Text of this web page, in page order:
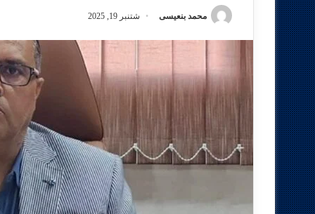
محمد بنعيسى شتنبر 19, 2025